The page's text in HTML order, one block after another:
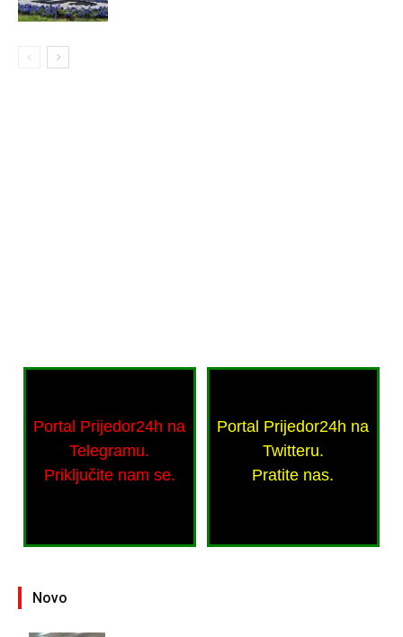
Portal Prijedor24h na
Telegramu.
Priključite nam se.
Portal Prijedor24h na
Twitteru.
Pratite nas.
Novo